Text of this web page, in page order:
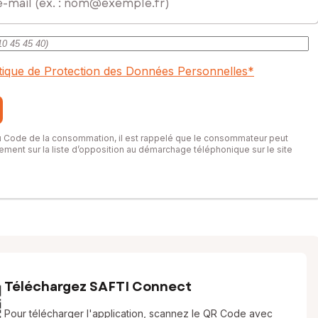
de Protection des Données Personnelles*
Code de la consommation, il est rappelé que le consommateur peut
sur la liste d’opposition au démarchage téléphonique sur le site
Téléchargez SAFTI Connect
Pour télécharger l'application, scannez le QR Code avec